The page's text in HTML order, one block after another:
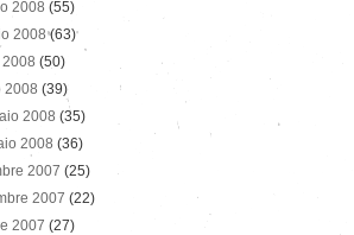
2008 (55)
2008(63)
(50)
2008 (39)
2008 (35)
2008 (36)
2007 (25)
2007 (22)
2007 (27)